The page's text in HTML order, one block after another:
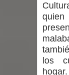
los
hogar.